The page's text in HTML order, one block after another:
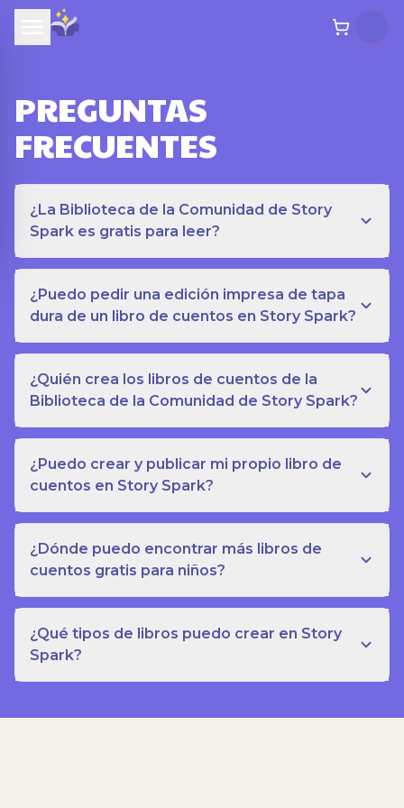
PREGUNTAS
FRECUENTES
¿La Biblioteca de la Comunidad de Story
Spark es gratis para leer?
¿Puedo pedir una edición impresa de tapa
dura de un libro de cuentos en Story Spark?
¿Quién crea los libros de cuentos de la
Biblioteca de la Comunidad de Story Spark?
¿Puedo crear y publicar mi propio libro de
cuentos en Story Spark?
¿Dónde puedo encontrar más libros de
cuentos gratis para niños?
¿Qué tipos de libros puedo crear en Story
Spark?